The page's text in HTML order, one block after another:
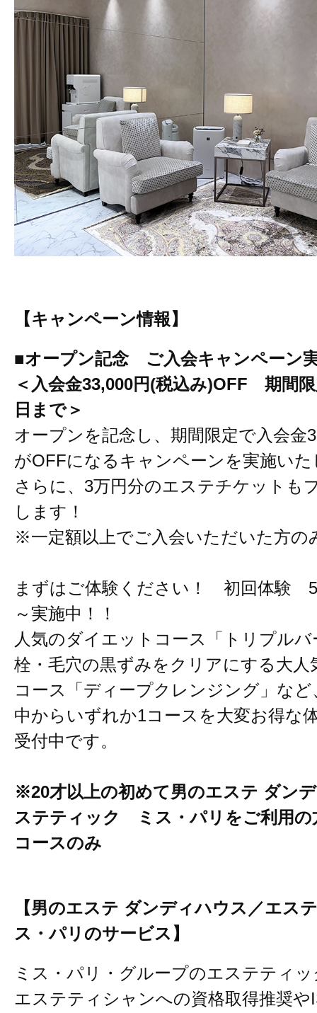
【キャンペーン情報】
■オープン記念 ご入会キャンペーン
＜入会金33,000円(税込み)OFF 期間
日まで＞
オープンを記念し、期間限定で入会金
がOFFになるキャンペーンを実施い
さらに、3万円分のエステチケットも
します！
※一定額以上でご入会いただいた方の
まずはご体験ください！ 初回体験
～実施中！！
人気のダイエットコース「トリプル
栓・毛穴の黒ずみをクリアにする大
コース「ディープクレンジング」な
中からいずれか1コースを大変お得な
受付中です。
※20才以上の初めて男のエステ ダン
ステティック ミス・パリをご利用の
コースのみ
【男のエステ ダンディハウス／エス
ス・パリのサービス】
ミス・パリ・グループのエステティ
エステティシャンへの資格取得推奨や